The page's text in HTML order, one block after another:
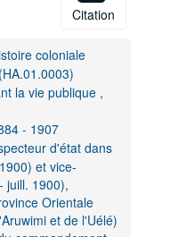
Citation
coloniale
la vie publique ,
- 1907
d'état dans
et vice-
juill. 1900),
Orientale
et de l'Uélé)